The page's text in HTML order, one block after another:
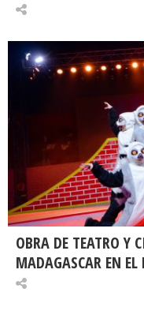
OBRA DE TEATRO Y
MADAGASCAR EN EL